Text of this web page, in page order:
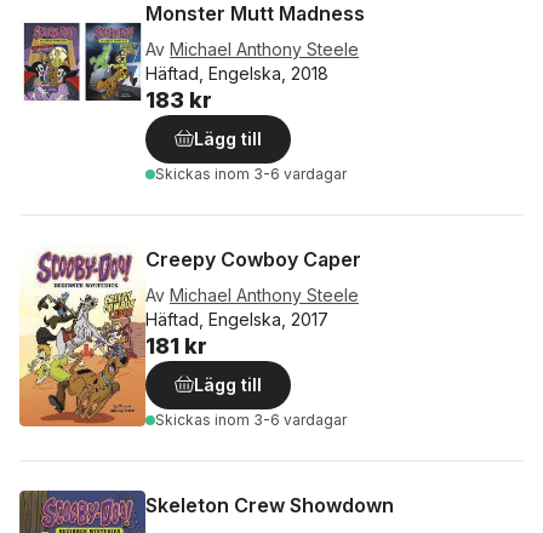
Monster Mutt Madness
Av Michael Anthony Steele
Häftad, Engelska, 2018
183 kr
Lägg till
Skickas inom 3-6 vardagar
Creepy Cowboy Caper
Av Michael Anthony Steele
Häftad, Engelska, 2017
181 kr
Lägg till
Skickas inom 3-6 vardagar
Skeleton Crew Showdown